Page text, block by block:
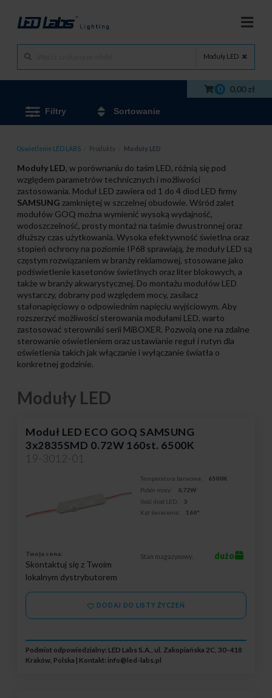
Moduły LED
0 0,00 zł
Filtry Sortowanie
Oświetlenie LED LABS Produkty Moduły LED
Moduły LED, w porównaniu do taśm LED, różnią się pod
względem parametrów technicznych i możliwości
zastosowania. Moduł LED zawiera od 1 do 4 diod LED firmy
SAMSUNG zamkniętej w szczelnej obudowie. Wśród zalet
modułów GOQ można wymienić wysoką wydajność,
wodoszczelność, prosty montaż na taśmie dwustronnej oraz
dłuższy czas użytkowania. Wysoka efektywność świetlna oraz
stopień ochrony na poziomie IP68 sprawiają, że moduły LED są
częstym rozwiązaniem w branży reklamowej, stosowane jako
podświetlenie kasetonów świetlnych oraz liter blokowych, a
także w branży akwarystycznej. Do montażu modułów LED
wystarczy, dobrany pod względem mocy, zasilacz
stałonapięciowy o odpowiednim napięciu wyjściowym. Aby
rozszerzyć możliwości sterowania modułami LED, warto
zastosować sterowniki serii MiBOXER. Pozwolą one na zdalne
sterowanie oświetleniem oraz ustawianie reguł i rutyn dla
oświetlenia takich jak włączanie i wyłączanie światła o
konkretnej godzinie.
Moduły LED
Moduł LED ECO GOQ SAMSUNG
3x2835SMD 0.72W 160st. 6500K
19-3012-01
Temperatura barwowa:
6500K
Pobór mocy:
0,72W
Ilość diod LED:
3
Kąt świecenia:
160°
Twoja cena:
Skontaktuj się z Twoim
lokalnym dystrybutorem
Stan magazynowy: dużo
DODAJ DO LISTY ŻYCZEŃ
Podmiot odpowiedzialny: LED Labs S.A., ul. Zakopiańska 2C, 30-418
Kraków, Polska | Kontakt: info@led-labs.pl